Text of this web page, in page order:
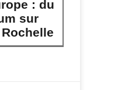
: du
sur
Rochelle